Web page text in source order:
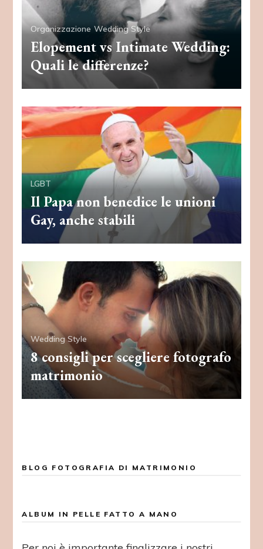
Organizzazione Wedding Style
Elopement vs Intimate Wedding:
Quali le differenze?
LGBT
Il Papa non benedice le unioni
Gay, anche stabili
Wedding Style
8 consigli per scegliere fotografo
matrimonio
BLOG FOTOGRAFIA DI MATRIMONIO
ALBUM IN PELLE FATTO A MANO